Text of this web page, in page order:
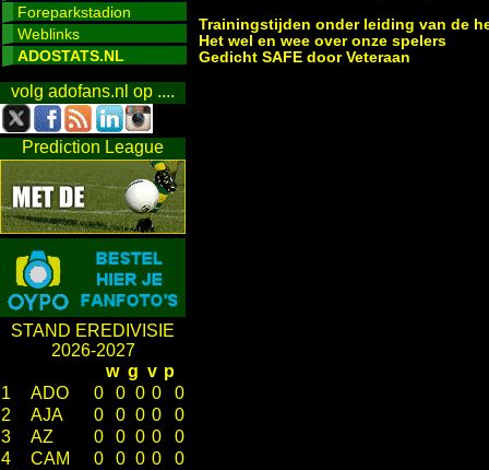
Foreparkstadion
Weblinks
ADOSTATS.NL
volg adofans.nl op ....
Prediction League
STAND EREDIVISIE
2026-2027
w g v p
1
ADO 0 0 0 0
0
2
AJA 0 0 0 0
0
3
AZ 0 0 0 0
0
4
CAM 0 0 0 0
0
Trainingstijden onder leiding van de
Het wel en wee over onze spelers
Gedicht SAFE door Veteraan